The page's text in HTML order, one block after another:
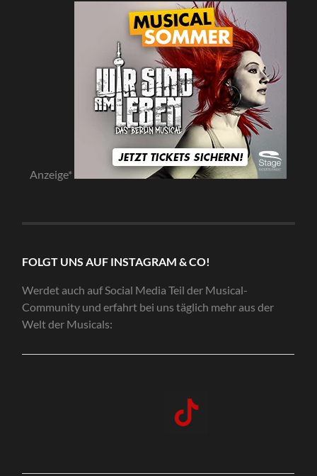
Anzeige*
FOLGT UNS AUF INSTAGRAM & CO!
Werdet auch auf Social Media Teil der Musical-
Community und erfahrt bei uns täglich mehr aus der
Welt der Musicals: